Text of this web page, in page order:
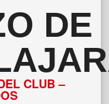
DE
CLUB –